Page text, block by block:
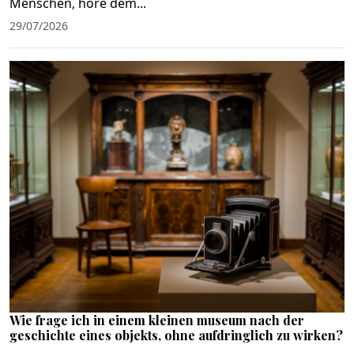
29/07/2026
Wie frage ich in einem kleinen museum nach der
geschichte eines objekts, ohne aufdringlich zu wirken?